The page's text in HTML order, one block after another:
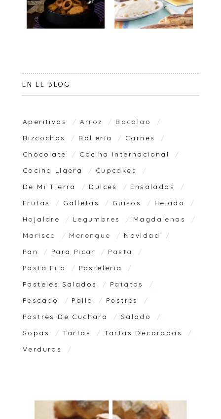
EN EL BLOG
Aperitivos Arroz
Bacalao
Bizcochos
Bollería
Carnes
Chocolate
Cocina Internacional
Cocina Ligera
Cupcakes
De Mi Tierra
Dulces
Ensaladas
Frutas
Galletas Guisos
Helado
Hojaldre
Legumbres
Magdalenas
Marisco
Merengue
Navidad
Pan
Para Picar
Pasta
Pasta Filo
Pasteleria
Pasteles Salados
Patatas
Pescado
Pollo
Postres
Postres De Cuchara
Salado
Sopas
Tartas
Tartas Decoradas
Verduras